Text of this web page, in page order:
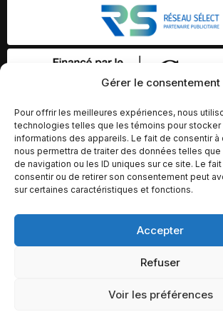
Gérer le consentement
Pour offrir les meilleures expériences, nous
technologies telles que les témoins pour stocker
informations des appareils. Le fait de consentir
nous permettra de traiter des données telles
de navigation ou les ID uniques sur ce site. Le
consentir ou de retirer son consentement peut
sur certaines caractéristiques et fonctions.
Accepter
Refuser
Voir les préférences
© Copyright 2026 – Altomédia Inc |
Ce site internet a été conçu et développé